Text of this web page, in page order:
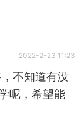
2022-2-23 11:23
不知道有没
呢，希望能